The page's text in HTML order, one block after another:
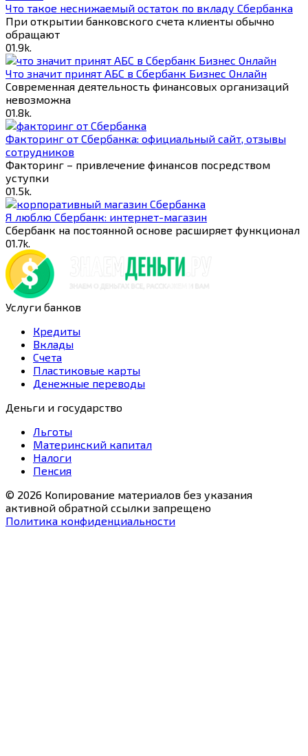
Что такое неснижаемый остаток по вкладу Сбербанка
При открытии банковского счета клиенты обычно
обращают
01.9k.
Что значит принят АБС в Сбербанк Бизнес Онлайн
Современная деятельность финансовых организаций
невозможна
01.8k.
Факторинг от Cбербанка: официальный сайт, отзывы
сотрудников
Факторинг – привлечение финансов посредством
уступки
01.5k.
Я люблю Сбербанк: интернет-магазин
Сбербанк на постоянной основе расширяет функционал
01.7k.
Услуги банков
Кредиты
Вклады
Счета
Пластиковые карты
Денежные переводы
Деньги и государство
Льготы
Материнский капитал
Налоги
Пенсия
© 2026 Копирование материалов без указания
активной обратной ссылки запрещено
Политика конфиденциальности